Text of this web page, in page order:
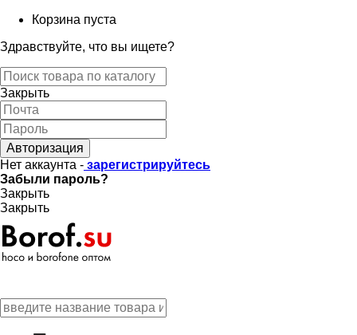
Корзина пуста
Здравствуйте, что вы ищете?
Закрыть
Авторизация
Нет аккаунта - зарегистрируйтесь
Забыли пароль?
Закрыть
Закрыть